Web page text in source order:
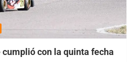
cumplió con la quinta fecha